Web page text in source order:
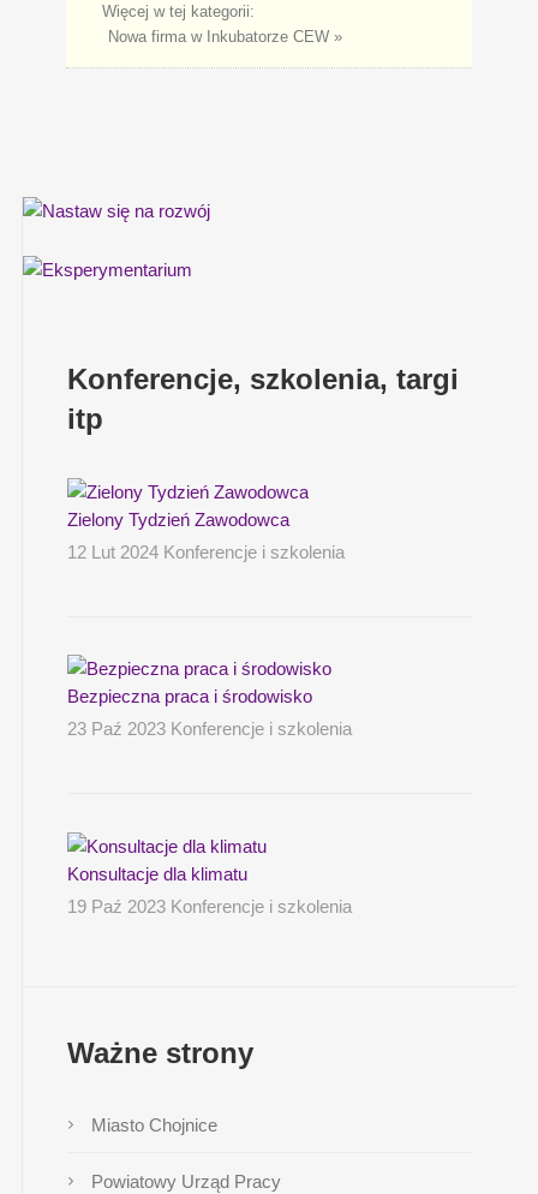
Więcej w tej kategorii:
Nowa firma w Inkubatorze CEW »
Konferencje, szkolenia, targi
itp
Zielony Tydzień Zawodowca
12 Lut 2024 Konferencje i szkolenia
Bezpieczna praca i środowisko
23 Paź 2023 Konferencje i szkolenia
Konsultacje dla klimatu
19 Paź 2023 Konferencje i szkolenia
Ważne strony
Miasto Chojnice
Powiatowy Urząd Pracy